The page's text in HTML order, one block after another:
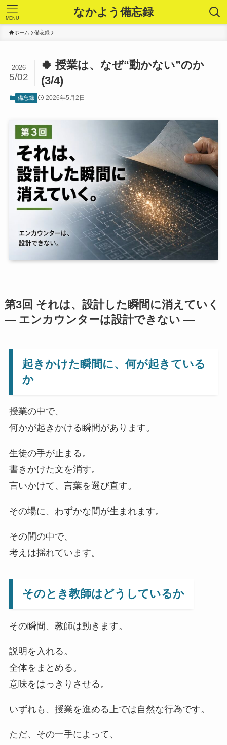
なかよう備忘録
MENU
ホーム 備忘録
🍀 授業は、なぜ“動かない”のか
(3/4)
2026
5/02
備忘録 2026年5月2日
第3回 それは、設計した瞬間に消えていく
― エンカウンターは設計できない ―
起きかけた瞬間に、何が起きている
か
授業の中で、
何かが起きかける瞬間があります。
生徒の手が止まる。
書きかけた文を消す。
言いかけて、言葉を選び直す。
その場に、わずかな間が生まれます。
その間の中で、
考えは揺れています。
そのとき教師はどうしているか
その瞬間、教師は動きます。
説明を入れる。
全体をまとめる。
意味をはっきりさせる。
いずれも、授業を進める上では自然な行為です。
ただ、その一手によって、